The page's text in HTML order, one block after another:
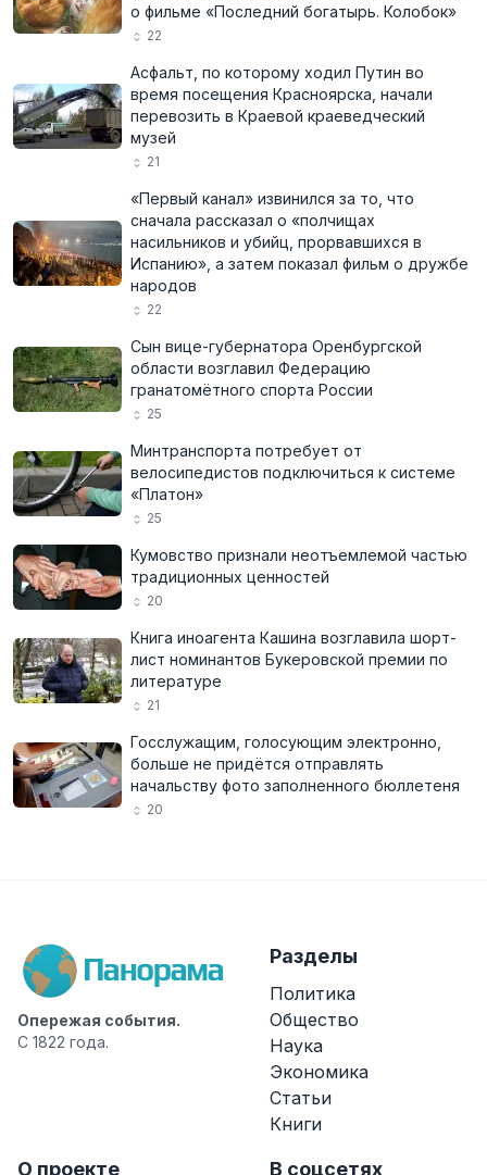
о фильме «Последний богатырь. Колобок»
22
Асфальт, по которому ходил Путин во
время посещения Красноярска, начали
перевозить в Краевой краеведческий
музей
21
«Первый канал» извинился за то, что
сначала рассказал о «полчищах
насильников и убийц, прорвавшихся в
Испанию», а затем показал фильм о дружбе
народов
22
Сын вице-губернатора Оренбургской
области возглавил Федерацию
гранатомётного спорта России
25
Минтранспорта потребует от
велосипедистов подключиться к системе
«Платон»
25
Кумовство признали неотъемлемой частью
традиционных ценностей
20
Книга иноагента Кашина возглавила шорт-
лист номинантов Букеровской премии по
литературе
21
Госслужащим, голосующим электронно,
больше не придётся отправлять
начальству фото заполненного бюллетеня
20
Опережая события.
С 1822 года.
Разделы
Политика
Общество
Наука
Экономика
Статьи
Книги
О проекте В соцсетях